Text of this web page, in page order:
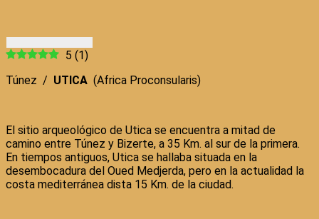
5 (1)
Túnez / UTICA (Africa Proconsularis)
El sitio arqueológico de Utica se encuentra a mitad de
camino entre Túnez y Bizerte, a 35 Km. al sur de la primera.
En tiempos antiguos, Utica se hallaba situada en la
desembocadura del Oued Medjerda, pero en la actualidad la
costa mediterránea dista 15 Km. de la ciudad.